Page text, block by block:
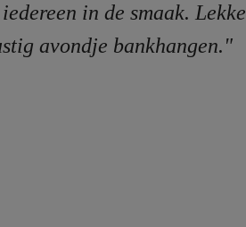
in de smaak.
avondje bankhangen."